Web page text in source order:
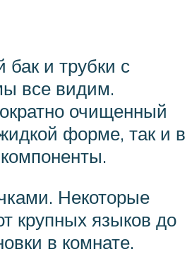
бак и трубки с
все видим.
очищенный
форме, так и в
Некоторые
крупных языков до
в комнате.